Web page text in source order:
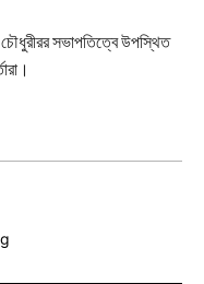
সভাপতিত্বে উপস্থিত